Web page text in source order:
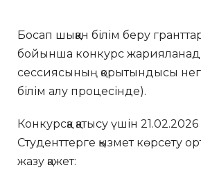
Босап шыққан білім беру
бойынша конкурс жарияланады
сессиясының қорытындысы
білім алу процесінде).
Конкурсқа қатысу үшін
Студенттерге қызмет көрсету
жазу қажет: